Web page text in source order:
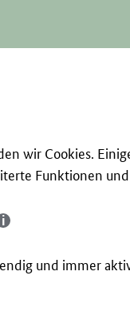
wir Cookies.
Funktionen und
und immer